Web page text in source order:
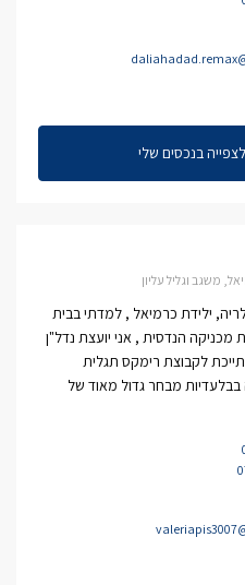
לצפייה בנכסים שלי
משגב וגליל עליון
ילידת כרמיאל , למדתי בבית
הנדסית , אני יועצת נדל"ן
לקבוצת רימקס תגלית
מבחר גדול מאוד של